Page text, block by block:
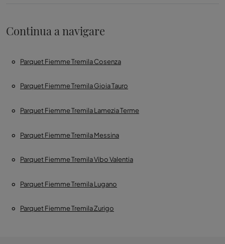
Continua a navigare
Parquet Fiemme Tremila Cosenza
Parquet Fiemme Tremila Gioia Tauro
Parquet Fiemme Tremila Lamezia Terme
Parquet Fiemme Tremila Messina
Parquet Fiemme Tremila Vibo Valentia
Parquet Fiemme Tremila Lugano
Parquet Fiemme Tremila Zurigo